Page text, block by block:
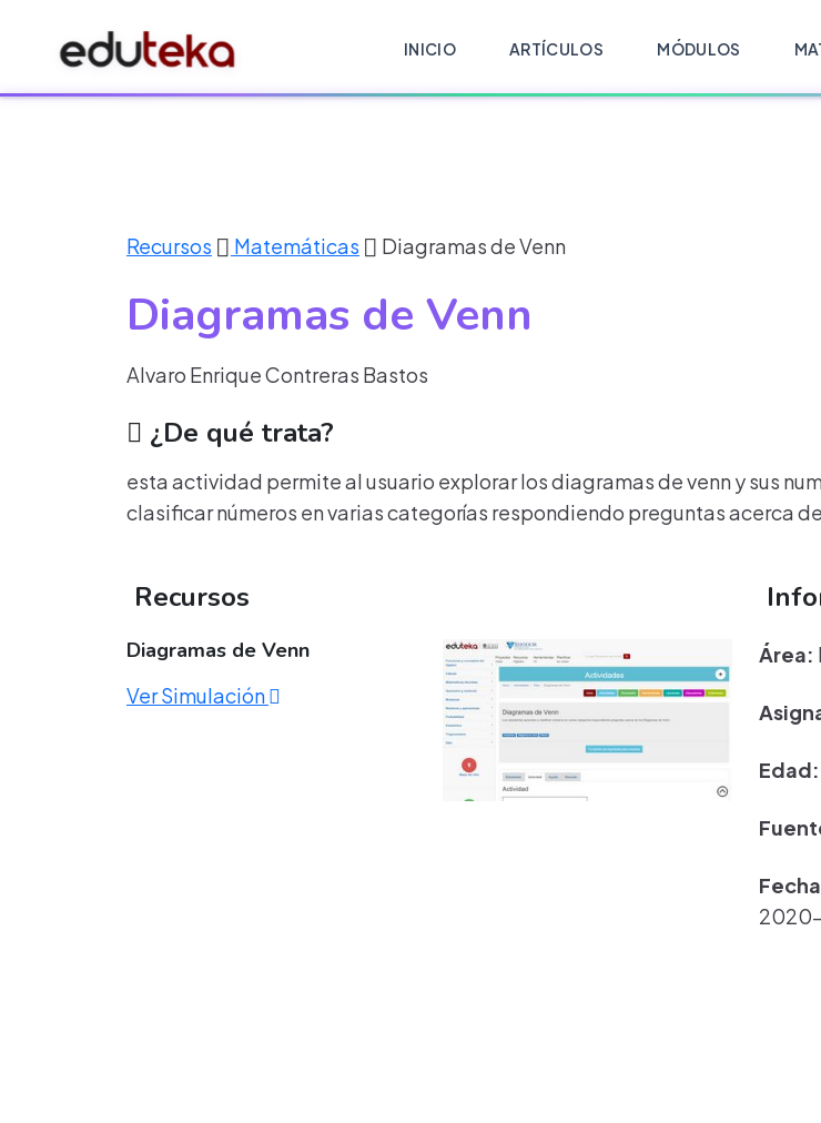
INICIO ARTÍCULOS MÓDULOS
Recursos Matemáticas Diagramas de Venn
Diagramas de Venn
Alvaro Enrique Contreras Bastos
¿De qué trata?
esta actividad permite al usuario explorar los diagramas de venn y sus
clasificar números en varias categorías respondiendo preguntas acerca
Recursos
Diagramas de Venn
Ver Simulación
Área:
Edad: